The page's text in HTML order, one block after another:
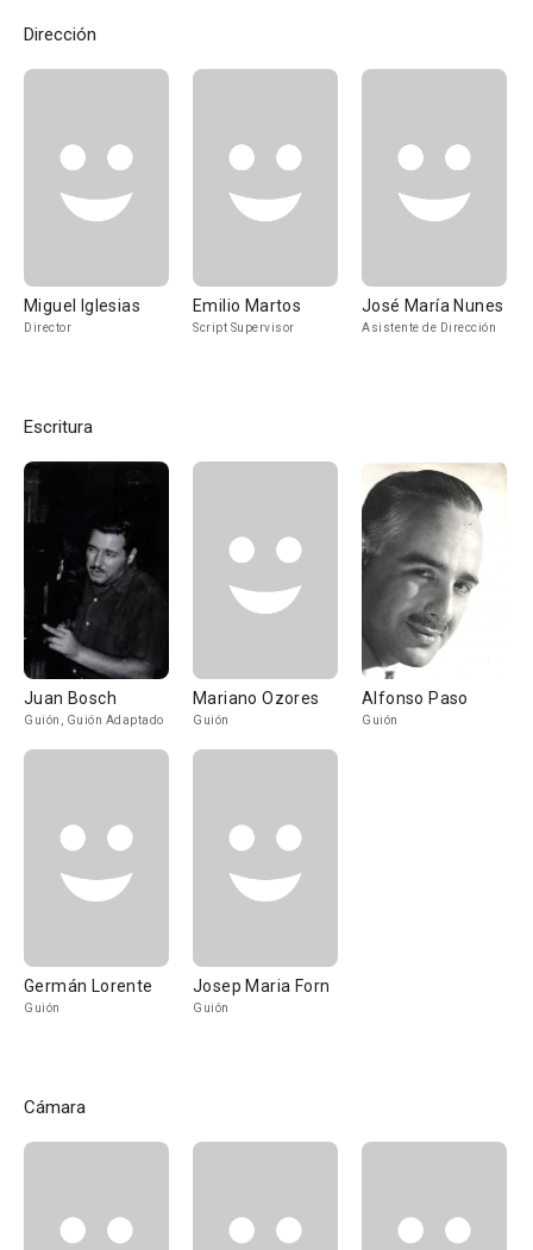
Dirección
Miguel Iglesias
Director
Emilio Martos
Script Supervisor
José María Nunes
Asistente de Dirección
Escritura
Juan Bosch
Guión, Guión Adaptado
Mariano Ozores
Guión
Alfonso Paso
Guión
Germán Lorente
Guión
Josep Maria Forn
Guión
Cámara